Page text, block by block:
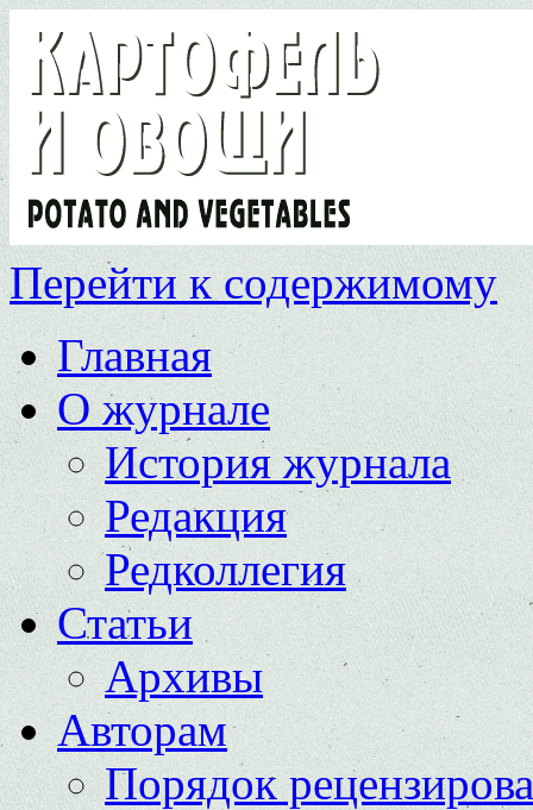
Перейти к содержимому
Главная
О журнале
История журнала
Редакция
Редколлегия
Статьи
Архивы
Авторам
Порядок